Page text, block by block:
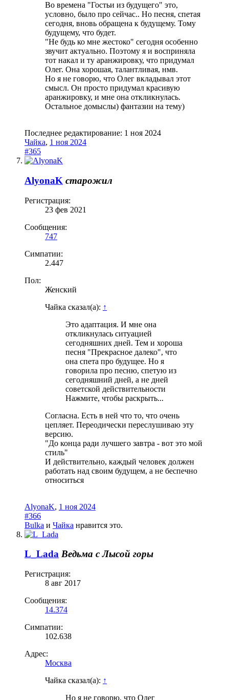
Во времена "Гостьи из будущего" это,
условно, было про сейчас.. Но песня, спетая
сегодня, вновь обращена к будущему. Тому
будущему, что будет.
"Не будь ко мне жестоко" сегодня особенно
звучит актуально. Поэтому я и восприняла
тот накал и ту аранжировку, что придумал
Олег. Она хорошая, талантливая, нмв.
Но я не говорю, что Олег вкладывал этот
смысл. Он просто придумал красивую
аранжировку, и мне она откликнулась.
Остальное домыслы) фантазии на тему)
Последнее редактирование: 1 ноя 2024
Чайка, 1 ноя 2024
#365
AlyonaK старожил
Регистрация:
23 фев 2021
Сообщения:
747
Симпатии:
2.447
Пол:
Женский
Чайка сказал(а): ↑
Это адаптация. И мне она
откликнулась ситуацией
сегодняшних дней. Тем и хороша
песня "Прекрасное далеко", что
она спета про будущее. Но я
говорила про песню, спетую из
сегодняшний дней, а не дней
советской действительности
Нажмите, чтобы раскрыть...
Согласна. Есть в ней что то, что очень
цепляет. Переодически переслушиваю эту
версию.
"До конца ради лучшего завтра - вот это мой
стиль"
И действительно, каждый человек должен
работать над своим будущем, а не беспечно
относиться
AlyonaK, 1 ноя 2024
#366
Bulka и Чайка нравится это.
L_Lada Ведьма с Лысой горы
Регистрация:
8 авг 2017
Сообщения:
14.374
Симпатии:
102.638
Адрес:
Москва
Чайка сказал(а): ↑
Но я не говорю, что Олег